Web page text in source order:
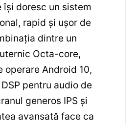
își doresc un sistem
rapid și ușor de
dintre un
Octa-core,
operare Android 10,
pentru audio de
generos IPS și
avansată face ca